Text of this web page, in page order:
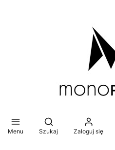
Menu
Otwórz wyszukiwarkę
Szukaj Zaloguj się